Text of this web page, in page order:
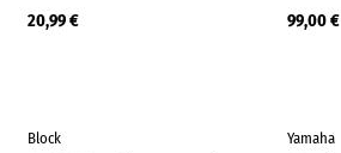
20,99€ 99,00€
Block Yamaha